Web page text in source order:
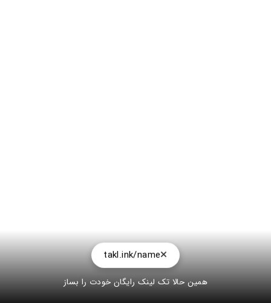
takl.ink/name
همین حالا تک لینک رایگان خودت را بساز